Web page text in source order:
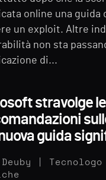
online una guida
un exploit. Altre
non sta
di...
stravolge
guida
Deuby |